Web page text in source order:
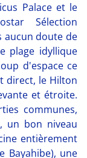
Palace et le
Sélection
aucun doute de
plage idyllique
d'espace ce
direct, le Hilton
et étroite.
communes,
un bon niveau
entièrement
Bayahibe), une